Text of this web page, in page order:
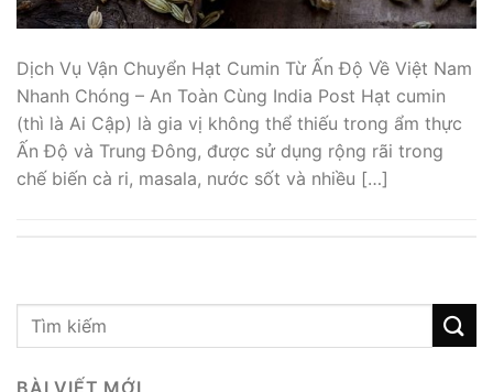
Dịch Vụ Vận Chuyển Hạt Cumin Từ Ấn Độ Về Việt Nam
Nhanh Chóng – An Toàn Cùng India Post Hạt cumin
(thì là Ai Cập) là gia vị không thể thiếu trong ẩm thực
Ấn Độ và Trung Đông, được sử dụng rộng rãi trong
chế biến cà ri, masala, nước sốt và nhiều […]